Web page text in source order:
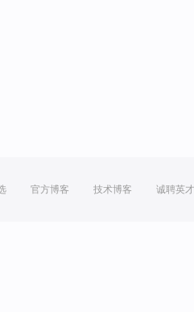
官方博客 技术博客 诚聘英才